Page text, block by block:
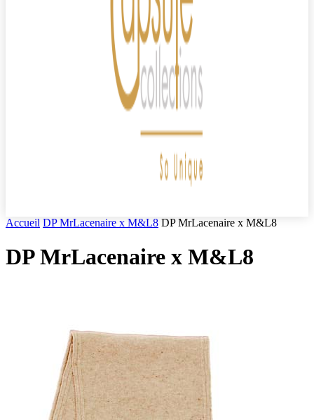
Accueil DP MrLacenaire x M&L8 DP MrLacenaire x M&L8
DP MrLacenaire x M&L8